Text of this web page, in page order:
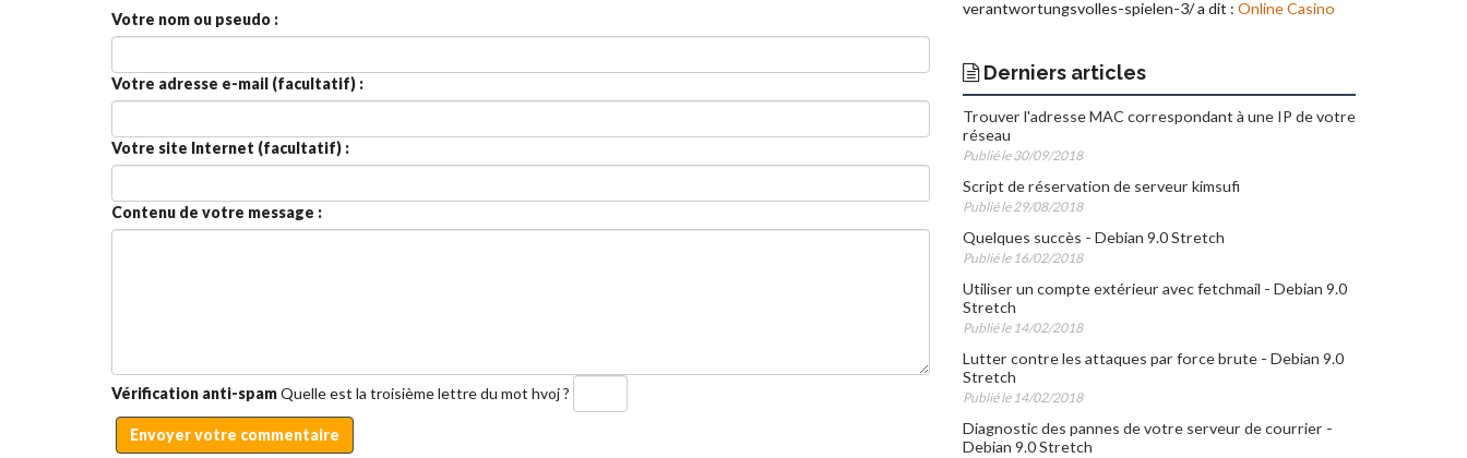
Votre nom ou pseudo :
Votre adresse e-mail (facultatif) :
Votre site Internet (facultatif) :
Contenu de votre message :
Vérification anti-spamQuelle est la troisièmelettre du mot hvoj?
verantwortungsvolles-spielen-3/ a dit : Online Casino
Derniers articles
Trouver l'adresse MAC correspondant à une IP de votre
réseau
Publié le 30/09/2018
Script de réservation de serveur kimsufi
Publié le 29/08/2018
Quelques succès - Debian 9.0 Stretch
Publié le 16/02/2018
Utiliser un compte extérieur avec fetchmail - Debian 9.0
Stretch
Publié le 14/02/2018
Lutter contre les attaques par force brute - Debian 9.0
Stretch
Publié le 14/02/2018
Diagnostic des pannes de votre serveur de courrier -
Debian 9.0 Stretch